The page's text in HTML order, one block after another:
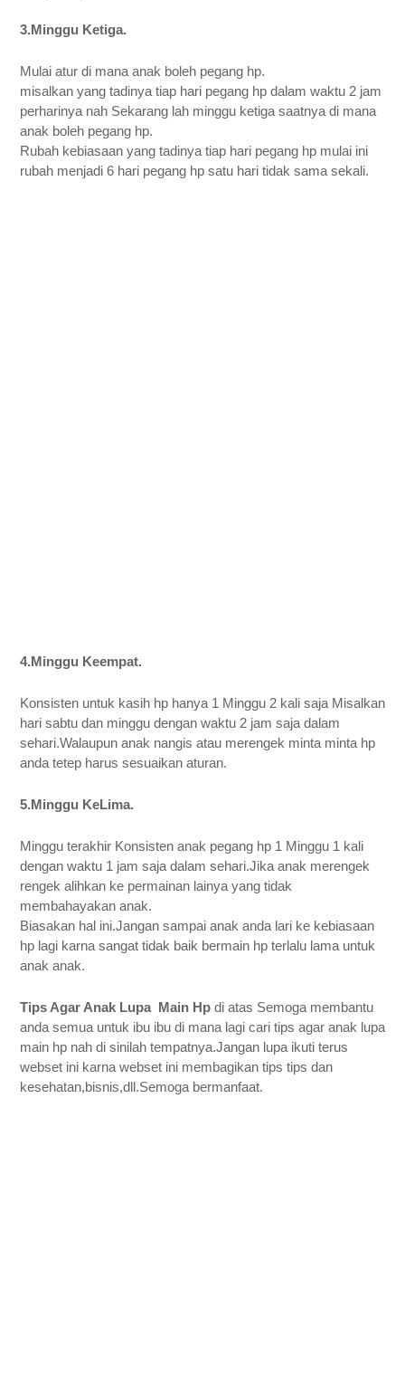
3.Minggu Ketiga.
Mulai atur di mana anak boleh pegang hp.
misalkan yang tadinya tiap hari pegang hp dalam waktu 2 jam
perharinya nah Sekarang lah minggu ketiga saatnya di mana
anak boleh pegang hp.
Rubah kebiasaan yang tadinya tiap hari pegang hp mulai ini
rubah menjadi 6 hari pegang hp satu hari tidak sama sekali.
4.Minggu Keempat.
Konsisten untuk kasih hp hanya 1 Minggu 2 kali saja Misalkan
hari sabtu dan minggu dengan waktu 2 jam saja dalam
sehari.Walaupun anak nangis atau merengek minta minta hp
anda tetep harus sesuaikan aturan.
5.Minggu KeLima.
Minggu terakhir Konsisten anak pegang hp 1 Minggu 1 kali
dengan waktu 1 jam saja dalam sehari.Jika anak merengek
rengek alihkan ke permainan lainya yang tidak
membahayakan anak.
Biasakan hal ini.Jangan sampai anak anda lari ke kebiasaan
hp lagi karna sangat tidak baik bermain hp terlalu lama untuk
anak anak.
Tips Agar Anak Lupa  Main Hp di atas Semoga membantu
anda semua untuk ibu ibu di mana lagi cari tips agar anak lupa
main hp nah di sinilah tempatnya.Jangan lupa ikuti terus
webset ini karna webset ini membagikan tips tips dan
kesehatan,bisnis,dll.Semoga bermanfaat.